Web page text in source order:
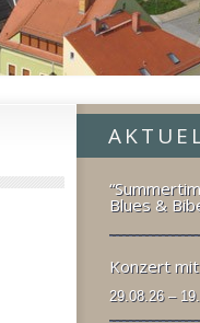
Blues &
Konzert
29.08.26 –